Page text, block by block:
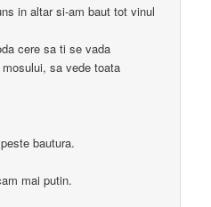
in altar si-am baut tot vinul
cere sa ti se vada
sa vede toata
bautura.
mai putin.